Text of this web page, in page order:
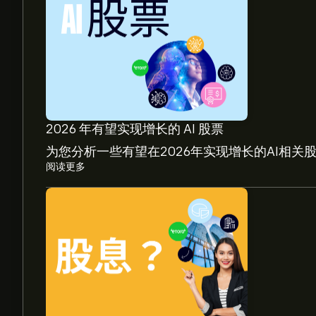
2026 年有望实现增长的 AI 股票
为您分析一些有望在2026年实现增长的AI相关股
阅读更多
HOLO 现价为‎$‎1.62。
Microcloud Hologram 的平均价格目标为‎$‎1.62。
目标。
分析师根据市场趋势、财务报告和预期增长对